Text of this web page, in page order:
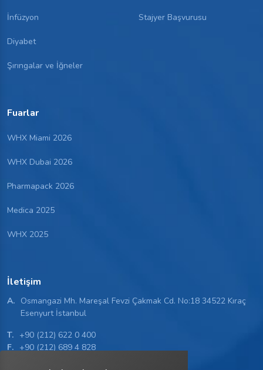
İnfüzyon
Diyabet
Şırıngalar ve İğneler
Stajyer Başvurusu
Fuarlar
WHX Miami 2026
WHX Dubai 2026
Pharmapack 2026
Medica 2025
WHX 2025
İletişim
A. Osmangazi Mh. Mareşal Fevzi Çakmak Cd. No:18 34522 Kıraç
Esenyurt İstanbul
T. +90 (212) 622 0 400
F. +90 (212) 689 4 828